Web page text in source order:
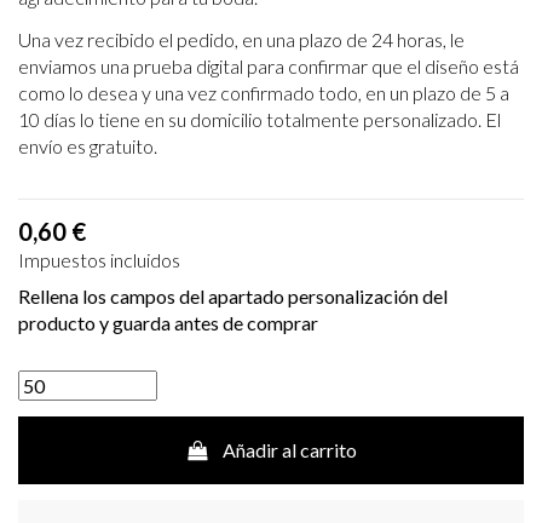
Una vez recibido el pedido, en una plazo de 24 horas, le
enviamos una prueba digital para confirmar que el diseño está
como lo desea y una vez confirmado todo, en un plazo de 5 a
10 días lo tiene en su domicilio totalmente personalizado. El
envío es gratuito.
0,60 €
Impuestos incluidos
Rellena los campos del apartado personalización del
producto y guarda antes de comprar
Añadir al carrito